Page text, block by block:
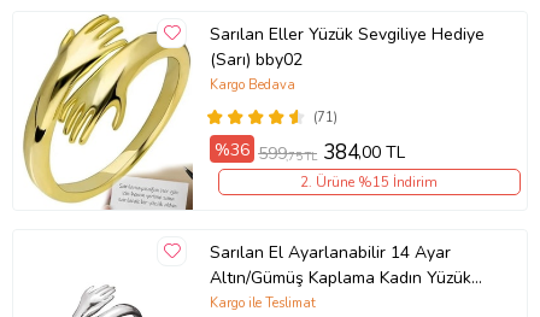
Sarılan Eller Yüzük Sevgiliye Hediye
(Sarı) bby02
(71)
Kargo Bedava
%36 599,75 TL 384,00 TL
2. Ürüne %15 İndirim
Sarılan El Ayarlanabilir 14 Ayar
Altın/Gümüş Kaplama Kadın Yüzük
(Gümüş)
Kargo ile Teslimat